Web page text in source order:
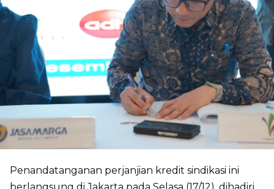
Penandatanganan perjanjian kredit sindikasi ini
berlangsung di Jakarta pada Selasa (17/12), dihadiri